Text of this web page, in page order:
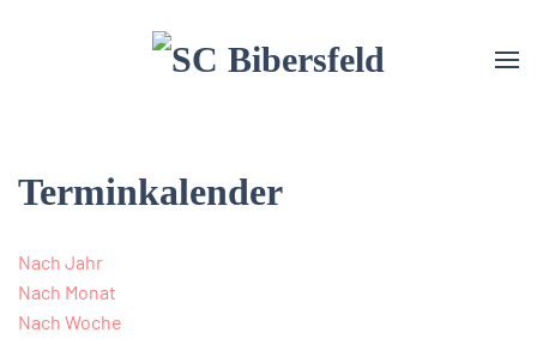
Terminkalender
Nach Jahr
Nach Monat
Nach Woche